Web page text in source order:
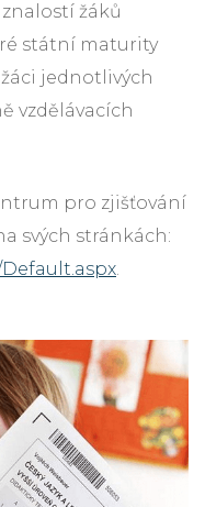
žáků
státní maturity
jednotlivých
vzdělávacích
pro zjišťování
svých stránkách:
.